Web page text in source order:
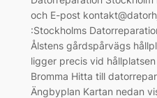
och E-post
:Stockholms
Ålstens gårdspårvägs
ligger precis vid
Bromma Hitta till
Ängbyplan Kartan nedan